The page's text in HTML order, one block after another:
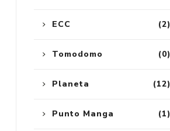
(2)
ECC
(0)
Tomodomo
(12)
Planeta
(1)
Punto Manga